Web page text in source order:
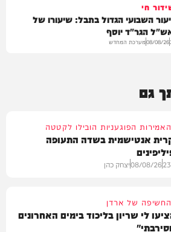
חי
השבועי הגדול בתבל: שיעורו של
הגר"ד יוסף
08/08/26מערכת המחדש
גם
האמירות הפוגעניות הובילו לקטטה
אנטישמית בשדה התעופה
08/08/26יצחק כהן
החשיפה של ארדן
לי שריון בליכוד בימים האחרונים